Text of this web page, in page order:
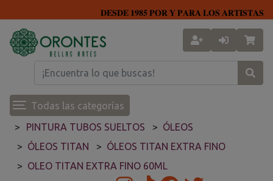
𝐃𝐄𝐒𝐃𝐄 𝟏𝟗𝟖𝟓 𝐏𝐎𝐑 𝐘 𝐏𝐀𝐑𝐀 𝐋𝐎𝐒 𝐀𝐑𝐓𝐈𝐒𝐓𝐀𝐒
Todas las categorías
PINTURA TUBOS SUELTOS
ÓLEOS
ÓLEOS TITAN
ÓLEOS TITAN EXTRA FINO
OLEO TITAN EXTRA FINO 60ML